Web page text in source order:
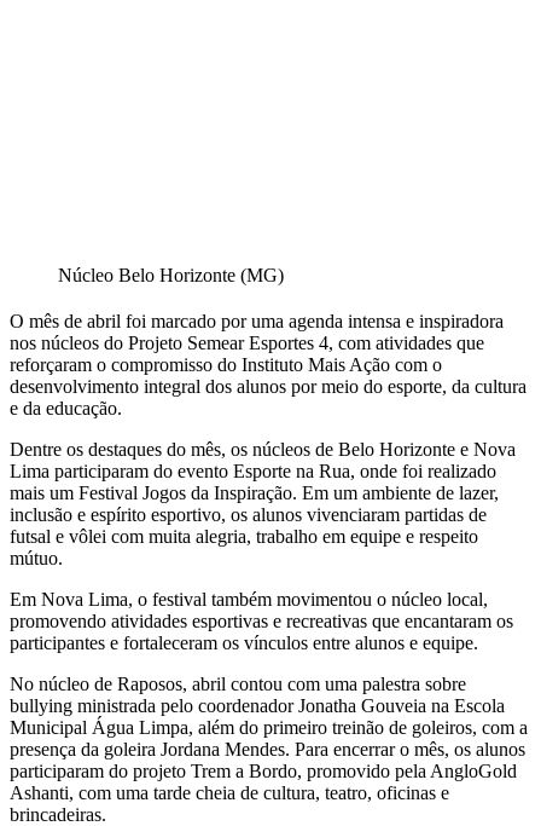
Núcleo Belo Horizonte (MG)
O mês de abril foi marcado por uma agenda intensa e inspiradora
nos núcleos do Projeto Semear Esportes 4, com atividades que
reforçaram o compromisso do Instituto Mais Ação com o
desenvolvimento integral dos alunos por meio do esporte, da cultura
e da educação.
Dentre os destaques do mês, os núcleos de Belo Horizonte e Nova
Lima participaram do evento Esporte na Rua, onde foi realizado
mais um Festival Jogos da Inspiração. Em um ambiente de lazer,
inclusão e espírito esportivo, os alunos vivenciaram partidas de
futsal e vôlei com muita alegria, trabalho em equipe e respeito
mútuo.
Em Nova Lima, o festival também movimentou o núcleo local,
promovendo atividades esportivas e recreativas que encantaram os
participantes e fortaleceram os vínculos entre alunos e equipe.
No núcleo de Raposos, abril contou com uma palestra sobre
bullying ministrada pelo coordenador Jonatha Gouveia na Escola
Municipal Água Limpa, além do primeiro treinão de goleiros, com a
presença da goleira Jordana Mendes. Para encerrar o mês, os alunos
participaram do projeto Trem a Bordo, promovido pela AngloGold
Ashanti, com uma tarde cheia de cultura, teatro, oficinas e
brincadeiras.